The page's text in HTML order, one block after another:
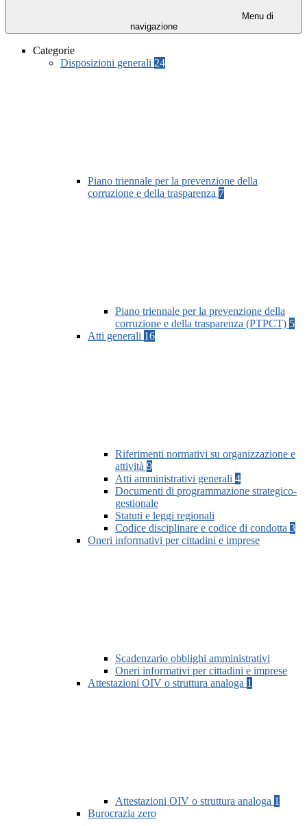
Menu di
navigazione
Categorie
Disposizioni generali 24
Piano triennale per la prevenzione della
corruzione e della trasparenza 7
Piano triennale per la prevenzione della
corruzione e della trasparenza (PTPCT) 5
Atti generali 16
Riferimenti normativi su organizzazione e
attività 9
Atti amministrativi generali 4
Documenti di programmazione strategico-
gestionale
Statuti e leggi regionali
Codice disciplinare e codice di condotta 3
Oneri informativi per cittadini e imprese
Scadenzario obblighi amministrativi
Oneri informativi per cittadini e imprese
Attestazioni OIV o struttura analoga 1
Attestazioni OIV o struttura analoga 1
Burocrazia zero